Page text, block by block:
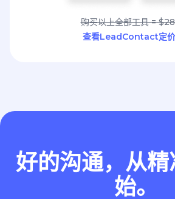
购买以上全部工具 =
查看LeadContact定价
好的沟通，从
始。